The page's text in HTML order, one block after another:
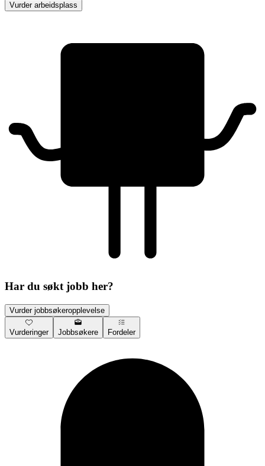
Vurder arbeidsplass
Har du søkt jobb her?
Vurder jobbsøkeropplevelse
Vurderinger Jobbsøkere Fordeler